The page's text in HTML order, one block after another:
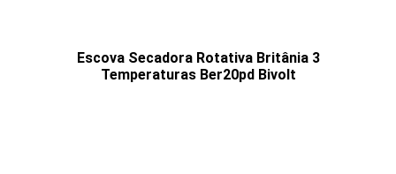
Escova Secadora Rotativa Britânia 3
Temperaturas Ber20pd Bivolt